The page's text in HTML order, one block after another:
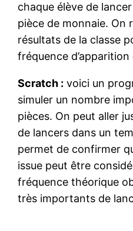
chaque élève de
pièce de monnaie. On
résultats de la classe
fréquence d’apparition
Scratch : voici un
simuler un nombre
pièces. On peut aller
de lancers dans un
permet de confirmer
issue peut être
fréquence théorique
très importants de